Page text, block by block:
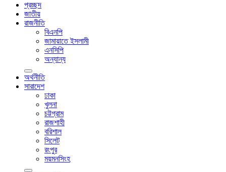
প্রচ্ছদ
জাতীয়
রাজনীতি
বিএনপি
জামায়াতে ইসলামী
এনসিপি
অন্যান্য
অর্থনীতি
সারাদেশ
ঢাকা
খুলনা
চট্টগ্রাম
রাজশাহী
বরিশাল
সিলেট
রংপুর
ময়মনসিংহ